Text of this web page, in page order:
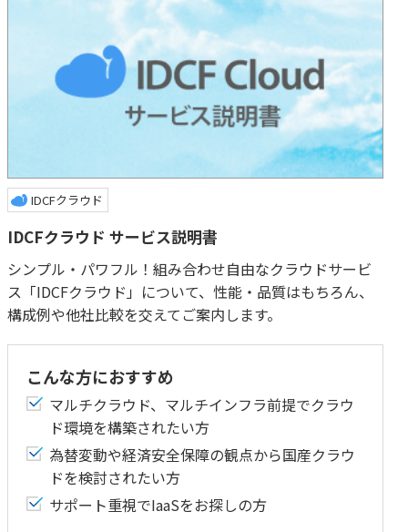
IDCFクラウド
IDCFクラウド サービス説明書
シンプル・パワフル！組み合わせ自由なクラウドサービ
ス「IDCFクラウド」について、性能・品質はもちろん、
構成例や他社比較を交えてご案内します。
こんな方におすすめ
マルチクラウド、マルチインフラ前提でクラウ
ド環境を構築されたい方
為替変動や経済安全保障の観点から国産クラウ
ドを検討されたい方
サポート重視でIaaSをお探しの方